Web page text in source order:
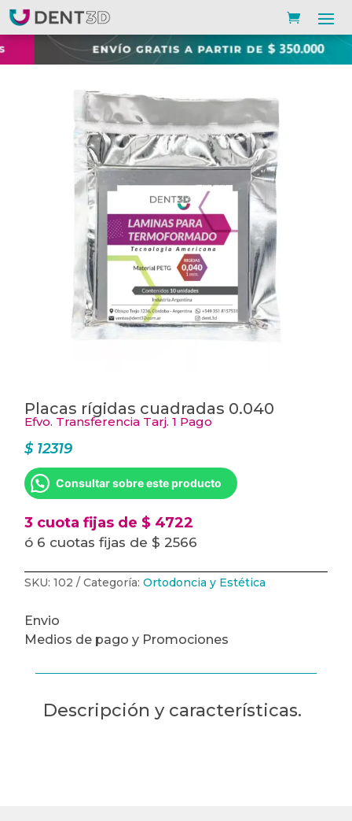
Placas rígidas cuadradas 0.040
Efvo. Transferencia Tarj. 1 Pago
$12319
Consultar sobre este producto
3 cuota fijas de $ 4722
ó 6 cuotas fijas de $ 2566
SKU:102 Categoría:Ortodoncia y Estética
Envio
Medios de pago y Promociones
Descripción y características.